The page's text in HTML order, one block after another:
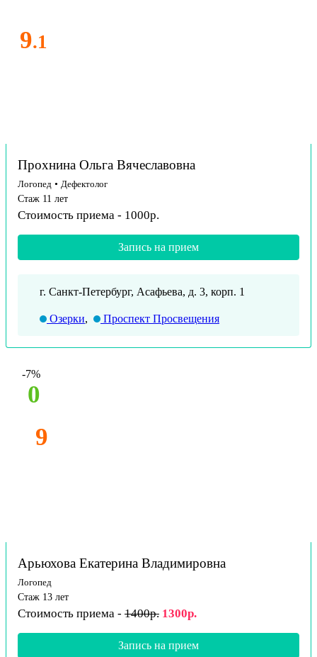
9.1
Прохнина Ольга Вячеславовна
Логопед • Дефектолог
Стаж 11 лет
Стоимость приема - 1000р.
Запись на прием
г. Санкт-Петербург, Асафьева, д. 3, корп. 1
Озерки, Проспект Просвещения
-7%
0
9
Арьюхова Екатерина Владимировна
Логопед
Стаж 13 лет
Стоимость приема - 1400р. 1300р.
Запись на прием